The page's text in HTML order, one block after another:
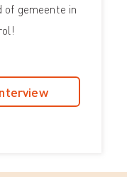
of gemeente in